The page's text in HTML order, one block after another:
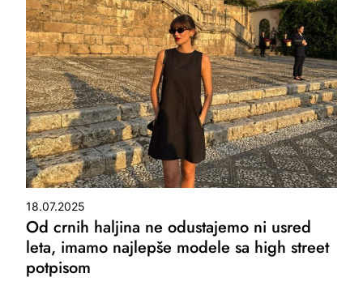
18.07.2025
Od crnih haljina ne odustajemo ni usred
leta, imamo najlepše modele sa high street
potpisom